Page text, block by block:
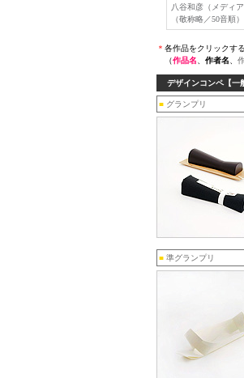
八谷和彦（メディ
（敬称略／50音順）
＊ 各作品をクリックす
（作品名 作者名
デザインコンペ【
■ グランプリ
■ 準グランプリ